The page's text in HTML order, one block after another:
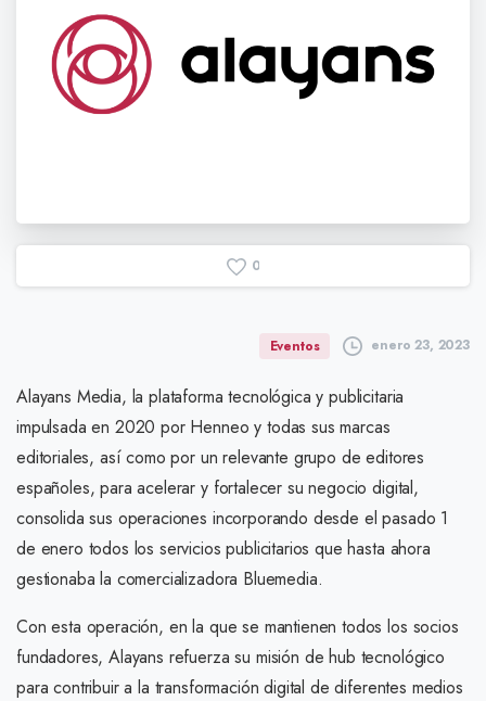
0
Eventos enero 23, 2023
Alayans Media, la plataforma tecnológica y publicitaria
impulsada en 2020 por Henneo y todas sus marcas
editoriales, así como por un relevante grupo de editores
españoles, para acelerar y fortalecer su negocio digital,
consolida sus operaciones incorporando desde el pasado 1
de enero todos los servicios publicitarios que hasta ahora
gestionaba la comercializadora Bluemedia.
Con esta operación, en la que se mantienen todos los socios
fundadores, Alayans refuerza su misión de hub tecnológico
para contribuir a la transformación digital de diferentes medios